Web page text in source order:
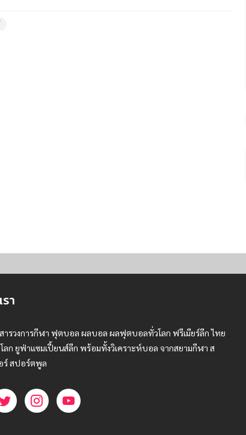
า
ารวงการกีฬา ฟุตบอล ผลบอล ผลฟุตบอลทั่วโลก ฟรีเมียร์ลีก ไทย
ก ยูฟ่าแซมเปี้ยนส์ลีก พร้อมทั้งวิเคราะห์บอล จากสยามกีฬา ส
ร์ สปอร์ตพูล